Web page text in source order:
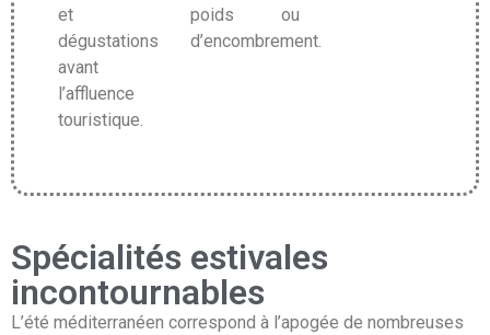
et
dégustations
avant
l’affluence
touristique.
poids ou
d’encombrement.
Spécialités estivales
incontournables
L’été méditerranéen correspond à l’apogée de nombreuses